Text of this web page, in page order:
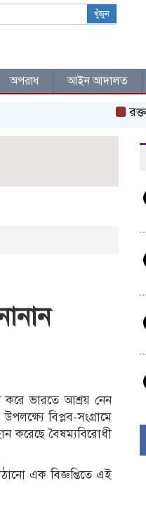
খুঁজুন
অপরাধ আইন আদালত
ভারতে আশ্রয় নেন
বিপ্লব-সংগ্রামে
করেছে বৈষম্যবিরোধী
এক বিজ্ঞপ্তিতে এই